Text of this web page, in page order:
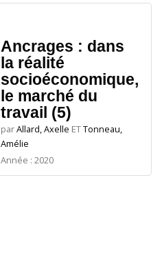
Ancrages : dans
la réalité
socioéconomique,
le marché du
travail (5)
parAllard, Axelle ETTonneau,
Amélie
Année : 2020